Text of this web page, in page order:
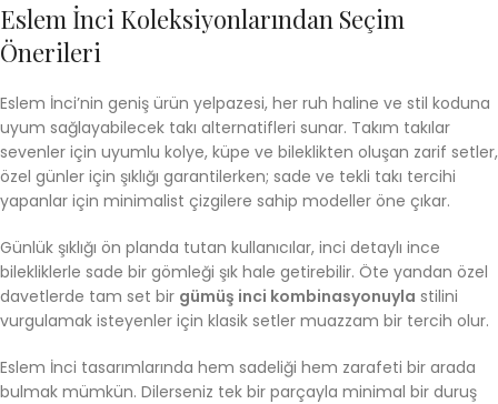
Eslem İnci Koleksiyonlarından Seçim
Önerileri
Eslem İnci’nin geniş ürün yelpazesi, her ruh haline ve stil koduna
uyum sağlayabilecek takı alternatifleri sunar. Takım takılar
sevenler için uyumlu kolye, küpe ve bileklikten oluşan zarif setler,
özel günler için şıklığı garantilerken; sade ve tekli takı tercihi
yapanlar için minimalist çizgilere sahip modeller öne çıkar.
Günlük şıklığı ön planda tutan kullanıcılar, inci detaylı ince
bilekliklerle sade bir gömleği şık hale getirebilir. Öte yandan özel
davetlerde tam set bir gümüş inci kombinasyonuyla stilini
vurgulamak isteyenler için klasik setler muazzam bir tercih olur.
Eslem İnci tasarımlarında hem sadeliği hem zarafeti bir arada
bulmak mümkün. Dilerseniz tek bir parçayla minimal bir duruş